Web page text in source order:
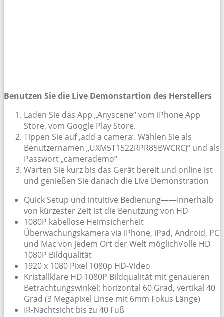
Benutzen Sie die Live Demonstartion des Herstellers
Laden Sie das App „Anyscene“ vom iPhone App
Store, vom Google Play Store.
Tippen Sie auf ‚add a camera‘. Wählen Sie als
Benutzernamen „UXM5T1522RPR85BWCRCJ“ und als
Passwort „camerademo“
Warten Sie kurz bis das Gerät bereit und online ist
und genießen Sie danach die Live Demonstration
Quick Setup und intuitive Bedienung——Innerhalb
von kürzester Zeit ist die Benutzung von HD
1080P kabellose Heimsicherheit
Überwachungskamera via iPhone, iPad, Android, PC
und Mac von jedem Ort der Welt möglichVolle HD
1080P Bildqualität
1920 x 1080 Pixel 1080p HD-Video
Kristallklare HD 1080P Bildqualität mit genaueren
Betrachtungswinkel: horizontal 60 Grad, vertikal 40
Grad (3 Megapixel Linse mit 6mm Fokus Länge)
IR-Nachtsicht bis zu 40 Fuß